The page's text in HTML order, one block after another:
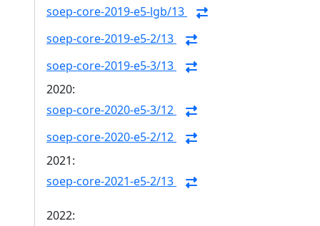
soep-core-2019-e5-lgb/13
soep-core-2019-e5-2/13
soep-core-2019-e5-3/13
2020:
soep-core-2020-e5-3/12
soep-core-2020-e5-2/12
2021:
soep-core-2021-e5-2/13
2022: